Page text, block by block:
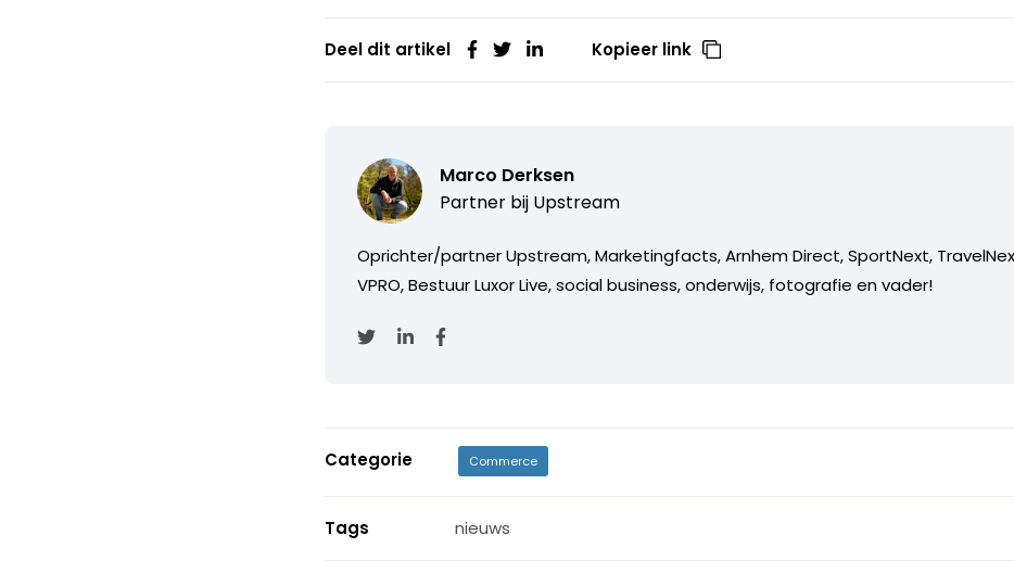
Deel dit artikel Kopieer link
Marco Derksen
Partner bij Upstream
Oprichter/partner Upstream, Marketingfacts, Arnhem Direct, SportNext,
VPRO, Bestuur Luxor Live, social business, onderwijs, fotografie en vader!
Categorie Commerce
Tags nieuws